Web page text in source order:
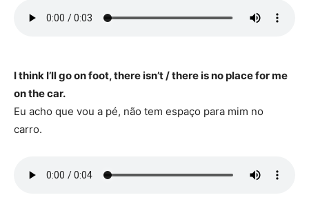
I think I’ll go on foot, there isn’t / there is no place for me
on the car.
Eu acho que vou a pé, não tem espaço para mim no
carro.